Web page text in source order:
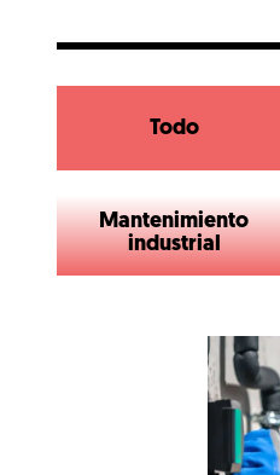
Todo
Mantenimiento
industrial